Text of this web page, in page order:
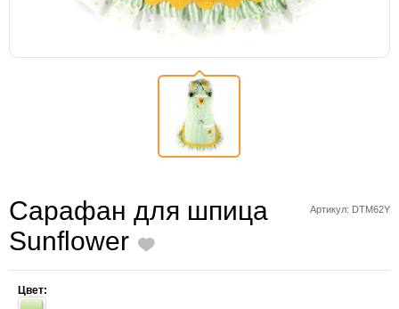
Артикул: DTM62Y
Cарафан для шпица
Sunflower
Цвет: